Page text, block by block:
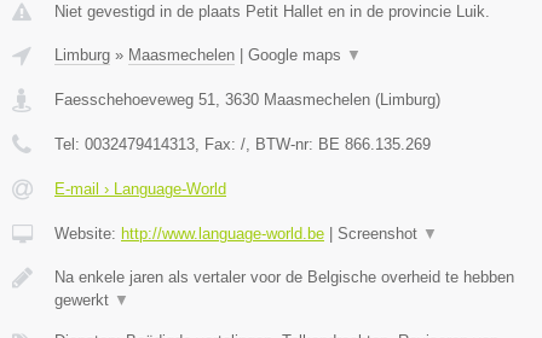
Niet gevestigd in de plaats Petit Hallet en in de provincie Luik.
Limburg » Maasmechelen | Google maps ▼
Faesschehoeveweg 51 3630 Maasmechelen (Limburg)
Tel: 0032479414313 , Fax: / , BTW-nr: BE 866.135.269
E-mail › Language-World
Website: http://www.language-world.be | Screenshot ▼
Na enkele jaren als vertaler voor de Belgische overheid te hebben
gewerkt ▼